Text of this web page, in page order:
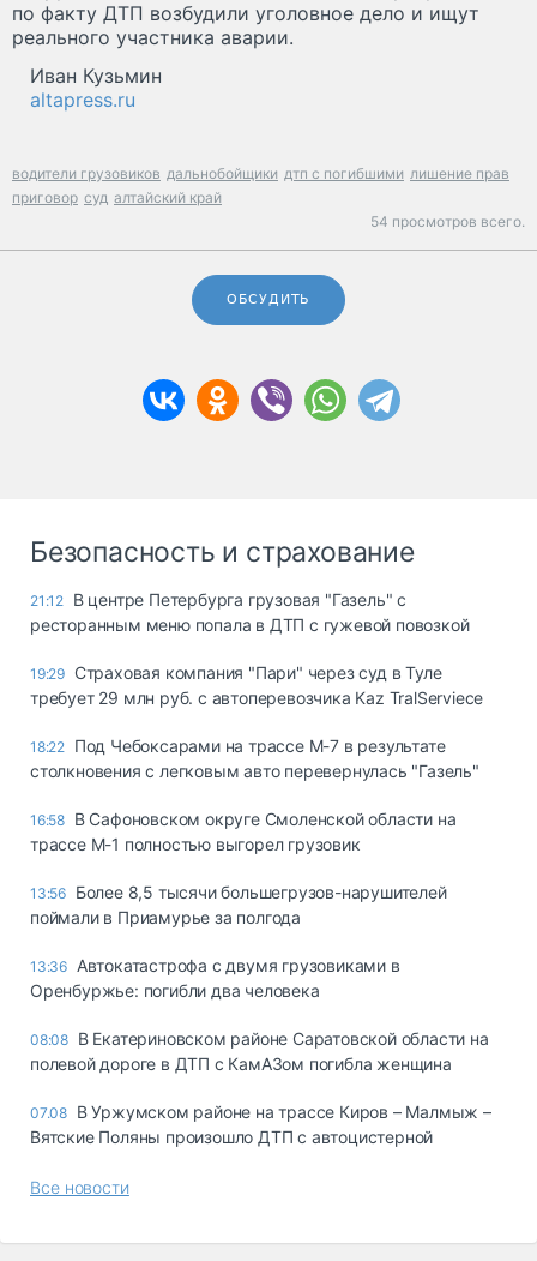
по факту ДТП возбудили уголовное дело и ищут
реального участника аварии.
Иван Кузьмин
altapress.ru
водители грузовиков дальнобойщики дтп с погибшими лишение прав
приговор суд алтайский край
54 просмотров всего.
ОБСУДИТЬ
Безопасность и страхование
21:12 В центре Петербурга грузовая "Газель" с
ресторанным меню попала в ДТП с гужевой повозкой
19:29 Страховая компания "Пари" через суд в Туле
требует 29 млн руб. с автоперевозчика Kaz TralServiece
18:22 Под Чебоксарами на трассе М-7 в результате
столкновения с легковым авто перевернулась "Газель"
16:58 В Сафоновском округе Смоленской области на
трассе М-1 полностью выгорел грузовик
13:56 Более 8,5 тысячи большегрузов-нарушителей
поймали в Приамурье за полгода
13:36 Автокатастрофа с двумя грузовиками в
Оренбуржье: погибли два человека
08:08 В Екатериновском районе Саратовской области на
полевой дороге в ДТП с КамАЗом погибла женщина
07.08 В Уржумском районе на трассе Киров – Малмыж –
Вятские Поляны произошло ДТП с автоцистерной
Все новости